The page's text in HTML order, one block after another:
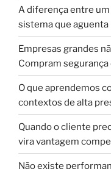
A diferença entre
sistema que aguenta
Empresas grandes
Compram segurança
O que aprendemos
contextos de alta
Quando o cliente
vira vantagem
Não existe